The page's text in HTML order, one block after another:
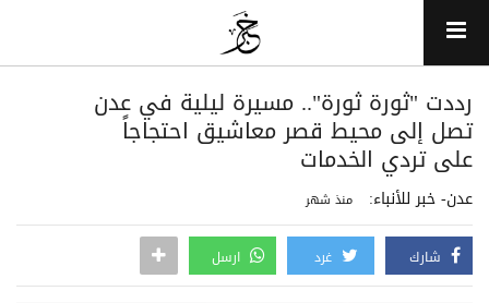
رددت "ثورة ثورة".. مسيرة ليلية في عدن
تصل إلى محيط قصر معاشيق احتجاجاً
على تردي الخدمات
عدن- خبر للأنباء: منذ شهر
شارك غرد ارسل